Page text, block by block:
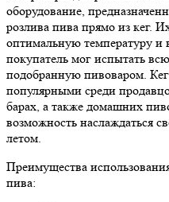
оборудование,
розлива пива прямо из кег.
оптимальную температуру и
покупатель мог испытать
подобранную пивоваром.
популярными среди
барах, а также домашних
возможность наслаждаться
летом.
Преимущества
пива: